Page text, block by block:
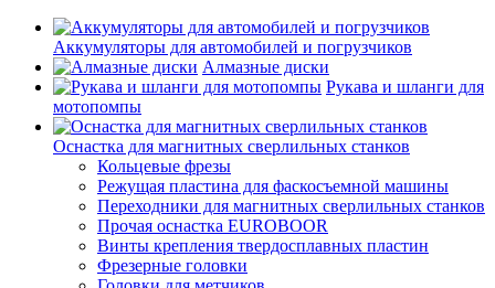
Аккумуляторы для автомобилей и погрузчиков
Алмазные диски
Рукава и шланги для
мотопомпы
Оснастка для магнитных сверлильных станков
Кольцевые фрезы
Режущая пластина для фаскосъемной машины
Переходники для магнитных сверлильных станков
Прочая оснастка EUROBOOR
Винты крепления твердосплавных пластин
Фрезерные головки